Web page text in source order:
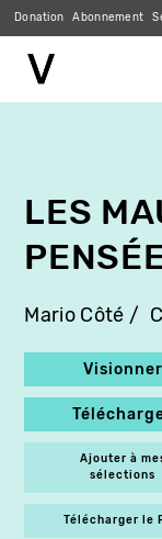
Donation Abonnement
LES
Mario Côté
Visionner
Ajouter à
sélections
Télécharger le